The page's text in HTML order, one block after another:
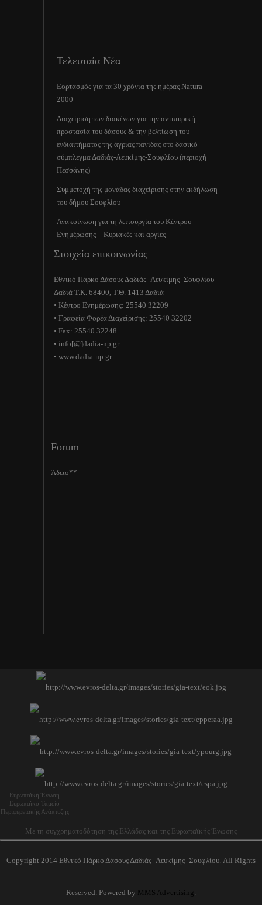
Τελευταία Νέα
Εορτασμός για τα 30 χρόνια της ημέρας Natura
2000
Διαχείριση των διακένων για την αντιπυρική
προστασία του δάσους & την βελτίωση του
ενδιαιτήματος της άγριας πανίδας στο δασικό
σύμπλεγμα Δαδιάς-Λευκίμης-Σουφλίου (περιοχή
Πεσσάνης)
Συμμετοχή της μονάδας διαχείρισης στην εκδήλωση
του δήμου Σουφλίου
Ανακοίνωση για τη λειτουργία του Κέντρου
Ενημέρωσης – Κυριακές και αργίες
Στοιχεία επικοινωνίας
Εθνικό Πάρκο Δάσους Δαδιάς–Λευκίμης–Σουφλίου
Δαδιά Τ.Κ. 68400, Τ.Θ. 1413 Δαδιά
• Κέντρο Ενημέρωσης: 25540 32209
• Γραφεία Φορέα Διαχείρισης: 25540 32202
• Fax: 25540 32248
• info[@]dadia-np.gr
• www.dadia-np.gr
Forum
Άδειο**
Ευρωπαϊκή Ένωση
Ευρωπαϊκό Ταμείο
Περιφερειακής Ανάπτυξης
Με τη συγχρηματοδότηση της Ελλάδας και της Ευρωπαϊκής Ένωσης
Copyright 2014 Εθνικό Πάρκο Δάσους Δαδιάς–Λευκίμης–Σουφλίου. All Rights
Reserved. Powered by MMS Advertising .